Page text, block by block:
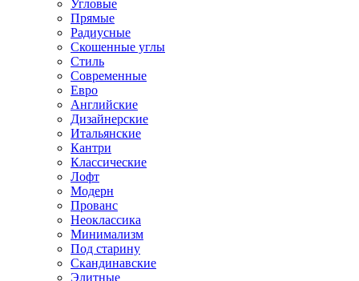
Угловые
Прямые
Радиусные
Скошенные углы
Стиль
Современные
Евро
Английские
Дизайнерские
Итальянские
Кантри
Классические
Лофт
Модерн
Прованс
Неоклассика
Минимализм
Под старину
Скандинавские
Элитные